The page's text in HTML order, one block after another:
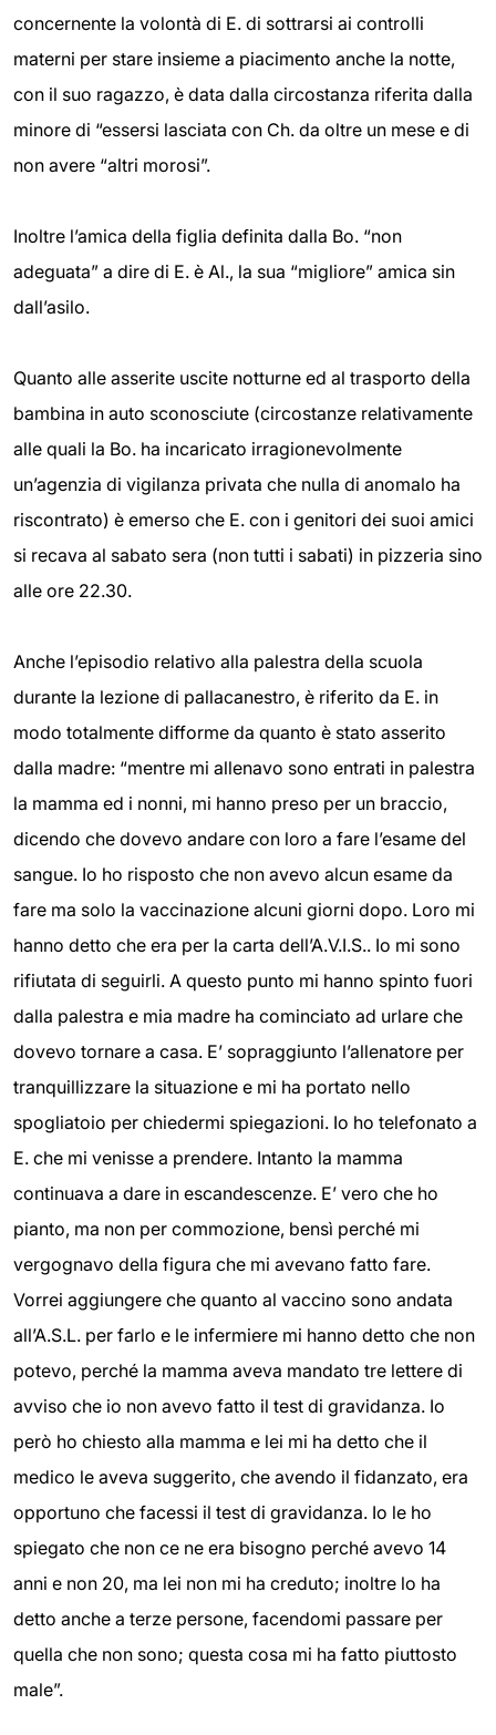
concernente la volontà di E. di sottrarsi ai controlli
materni per stare insieme a piacimento anche la notte,
con il suo ragazzo, è data dalla circostanza riferita dalla
minore di “essersi lasciata con Ch. da oltre un mese e di
non avere “altri morosi”.
Inoltre l’amica della figlia definita dalla Bo. “non
adeguata” a dire di E. è Al., la sua “migliore” amica sin
dall’asilo.
Quanto alle asserite uscite notturne ed al trasporto della
bambina in auto sconosciute (circostanze relativamente
alle quali la Bo. ha incaricato irragionevolmente
un’agenzia di vigilanza privata che nulla di anomalo ha
riscontrato) è emerso che E. con i genitori dei suoi amici
si recava al sabato sera (non tutti i sabati) in pizzeria sino
alle ore 22.30.
Anche l’episodio relativo alla palestra della scuola
durante la lezione di pallacanestro, è riferito da E. in
modo totalmente difforme da quanto è stato asserito
dalla madre: “mentre mi allenavo sono entrati in palestra
la mamma ed i nonni, mi hanno preso per un braccio,
dicendo che dovevo andare con loro a fare l’esame del
sangue. Io ho risposto che non avevo alcun esame da
fare ma solo la vaccinazione alcuni giorni dopo. Loro mi
hanno detto che era per la carta dell’A.V.I.S.. Io mi sono
rifiutata di seguirli. A questo punto mi hanno spinto fuori
dalla palestra e mia madre ha cominciato ad urlare che
dovevo tornare a casa. E’ sopraggiunto l’allenatore per
tranquillizzare la situazione e mi ha portato nello
spogliatoio per chiedermi spiegazioni. Io ho telefonato a
E. che mi venisse a prendere. Intanto la mamma
continuava a dare in escandescenze. E’ vero che ho
pianto, ma non per commozione, bensì perché mi
vergognavo della figura che mi avevano fatto fare.
Vorrei aggiungere che quanto al vaccino sono andata
all’A.S.L. per farlo e le infermiere mi hanno detto che non
potevo, perché la mamma aveva mandato tre lettere di
avviso che io non avevo fatto il test di gravidanza. Io
però ho chiesto alla mamma e lei mi ha detto che il
medico le aveva suggerito, che avendo il fidanzato, era
opportuno che facessi il test di gravidanza. Io le ho
spiegato che non ce ne era bisogno perché avevo 14
anni e non 20, ma lei non mi ha creduto; inoltre lo ha
detto anche a terze persone, facendomi passare per
quella che non sono; questa cosa mi ha fatto piuttosto
male”.